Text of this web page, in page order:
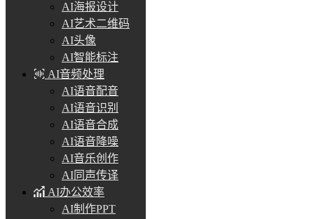
AI海报设计
AI艺术二维码
AI头像
AI智能标注
AI音频处理
AI语音配音
AI语音识别
AI语音合成
AI语音降噪
AI音乐创作
AI同声传译
AI办公效率
AI制作PPT